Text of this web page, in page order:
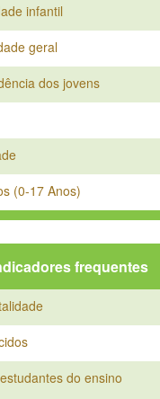
19
19.4
18.1
infantil
geral
dos jovens
(0-17 Anos)
frequentes
do ensino